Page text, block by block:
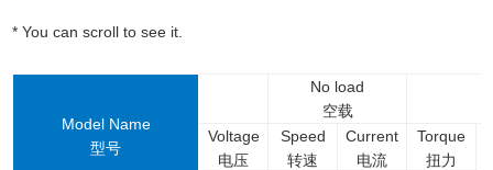
* You can scroll to see it.
Model Name
型号
No load
空载
Voltage
电压
Speed
转速
Current
电流
Torque
扭力